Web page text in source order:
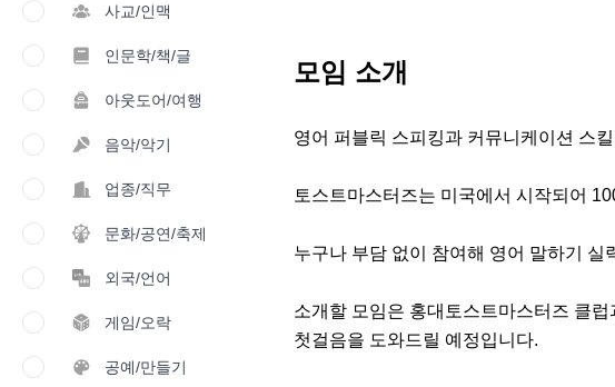
사교/인맥
인문학/책/글
아웃도어/여행
음악/악기
업종/직무
문화/공연/축제
외국/언어
게임/오락
공예/만들기
모임 소개
영어 퍼블릭 스피킹과 커뮤니케이션 스
토스트마스터즈는 미국에서 시작되어
누구나 부담 없이 참여해 영어 말하기
소개할 모임은 홍대토스트마스터즈 클
첫걸음을 도와드릴 예정입니다.